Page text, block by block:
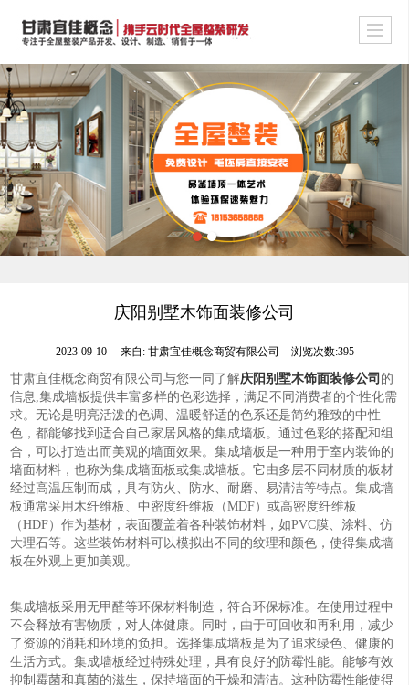
庆阳别墅木饰面装修公司
2023-09-10 来自: 甘肃宜佳概念商贸有限公司 浏览次数:395
甘肃宜佳概念商贸有限公司与您一同了解庆阳别墅木饰面装修公司 的
信息,集成墙板提供丰富多样的色彩选择，满足不同消费者的个性化需
求。无论是明亮活泼的色调、温暖舒适的色系还是简约雅致的中性
色，都能够找到适合自己家居风格的集成墙板。通过色彩的搭配和组
合，可以打造出而美观的墙面效果。集成墙板是一种用于室内装饰的
墙面材料，也称为集成墙面板或集成墙板。它由多层不同材质的板材
经过高温压制而成，具有防火、防水、耐磨、易清洁等特点。集成墙
板通常采用木纤维板、中密度纤维板（MDF）或高密度纤维板
（HDF）作为基材，表面覆盖着各种装饰材料，如PVC膜、涂料、仿
大理石等。这些装饰材料可以模拟出不同的纹理和颜色，使得集成墙
板在外观上更加美观。
集成墙板采用无甲醛等环保材料制造，符合环保标准。在使用过程中
不会释放有害物质，对人体健康。同时，由于可回收和再利用，减少
了资源的消耗和环境的负担。选择集成墙板是为了追求绿色、健康的
生活方式。集成墙板经过特殊处理，具有良好的防霉性能。能够有效
抑制霉菌和真菌的滋生，保持墙面的干燥和清洁。这种防霉性能使得